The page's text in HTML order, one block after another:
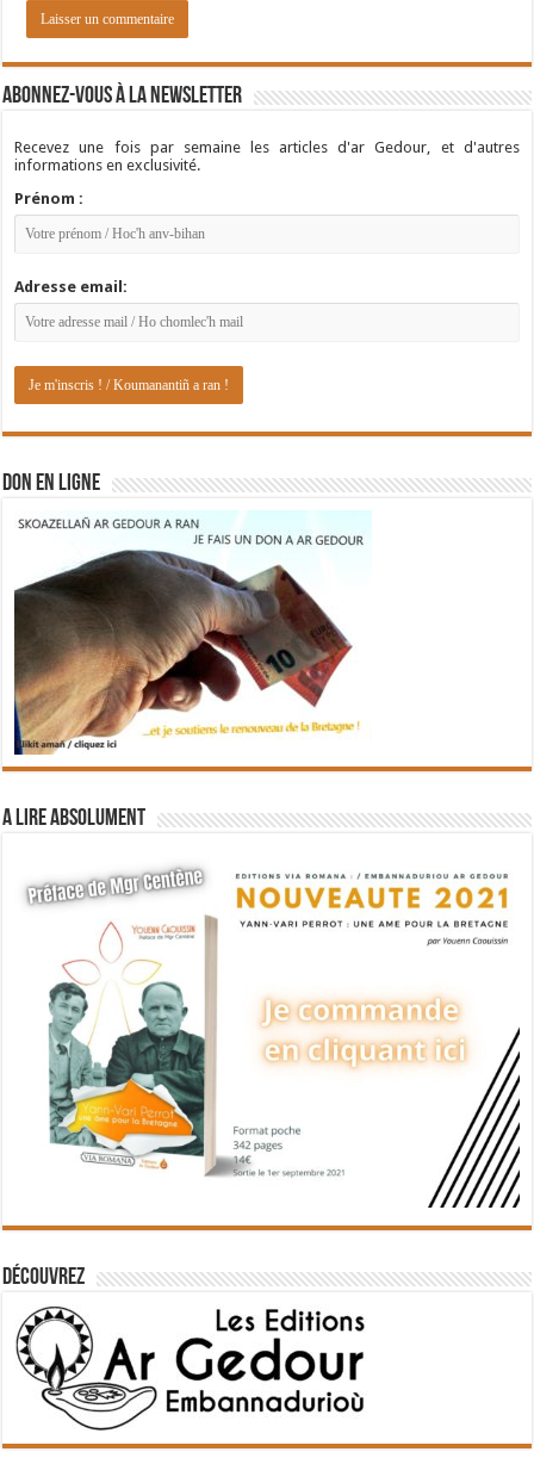
Abonnez-vous à la newsletter
Recevez une fois par semaine les articles d'ar Gedour, et d'autres
informations en exclusivité.
Prénom :
Adresse email:
DON EN LIGNE
A lire absolument
Découvrez